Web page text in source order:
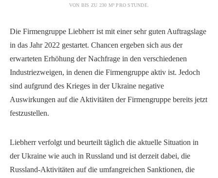
ON BIS ZU 230 M³ PRO STUNDE.
Die Firmengruppe Liebherr ist mit einer sehr guten Auftragslage
in das Jahr 2022 gestartet. Chancen ergeben sich aus der
erwarteten Erhöhung der Nachfrage in den verschiedenen
Industriezweigen, in denen die Firmengruppe aktiv ist. Jedoch
sind aufgrund des Krieges in der Ukraine negative
Auswirkungen auf die Aktivitäten der Firmengruppe bereits jetzt
festzustellen.
Liebherr verfolgt und beurteilt täglich die aktuelle Situation in
der Ukraine wie auch in Russland und ist derzeit dabei, die
Russland-Aktivitäten auf die umfangreichen Sanktionen, die